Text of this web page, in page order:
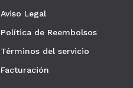
Aviso Legal
Política de Reembolsos
Términos del servicio
Facturación